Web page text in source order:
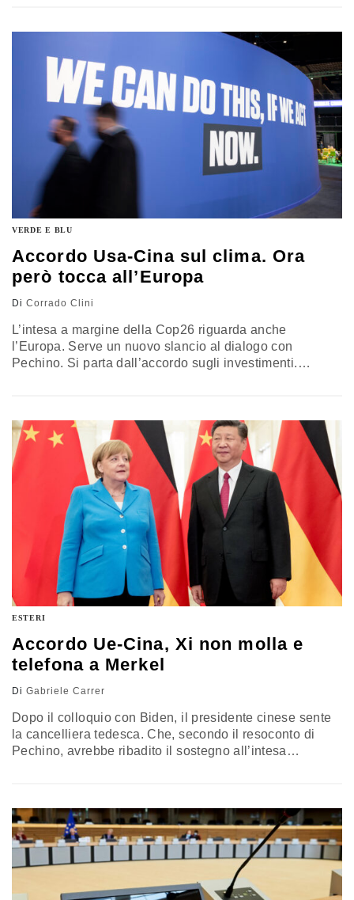
VERDE E BLU
Accordo Usa-Cina sul clima. Ora
però tocca all’Europa
Di Corrado Clini
L’intesa a margine della Cop26 riguarda anche
l’Europa. Serve un nuovo slancio al dialogo con
Pechino. Si parta dall’accordo sugli investimenti.
ESTERI
Accordo Ue-Cina, Xi non molla e
telefona a Merkel
Di Gabriele Carrer
Dopo il colloquio con Biden, il presidente cinese sente
la cancelliera tedesca. Che, secondo il resoconto di
Pechino, avrebbe ribadito il sostegno all’intesa